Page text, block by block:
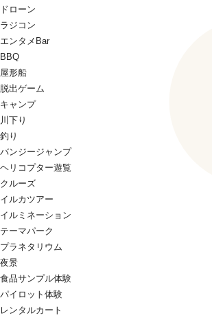
ドローン
ラジコン
エンタメBar
BBQ
屋形船
脱出ゲーム
キャンプ
川下り
釣り
バンジージャンプ
ヘリコプター遊覧
クルーズ
イルカツアー
イルミネーション
テーマパーク
プラネタリウム
夜景
食品サンプル体験
パイロット体験
レンタルカート